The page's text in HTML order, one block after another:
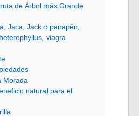
de Árbol más Grande
Jaca, Jack o panapén,
viagra
Morada
natural para el